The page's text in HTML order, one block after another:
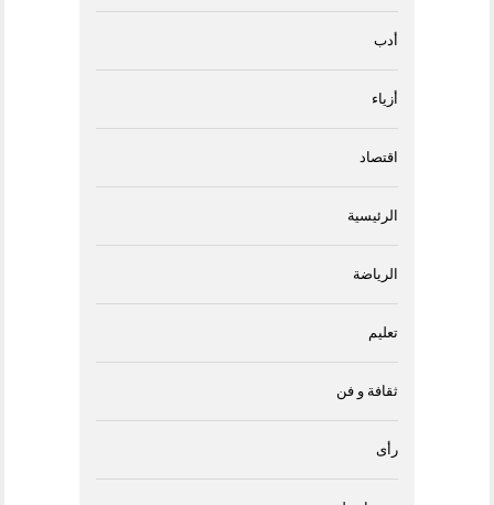
أدب
أزياء
اقتصاد
الرئيسية
الرياضة
تعليم
ثقافة و فن
رأى